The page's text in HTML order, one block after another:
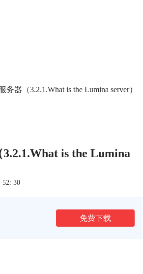
器（3.2.1.What is the Lumina server）
is the Lumina
52: 30
免费下载